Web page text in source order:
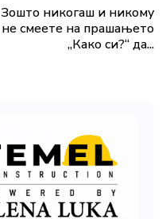
Зошто никогаш и никому
не смеете на прашањето
„Како си?“ да...